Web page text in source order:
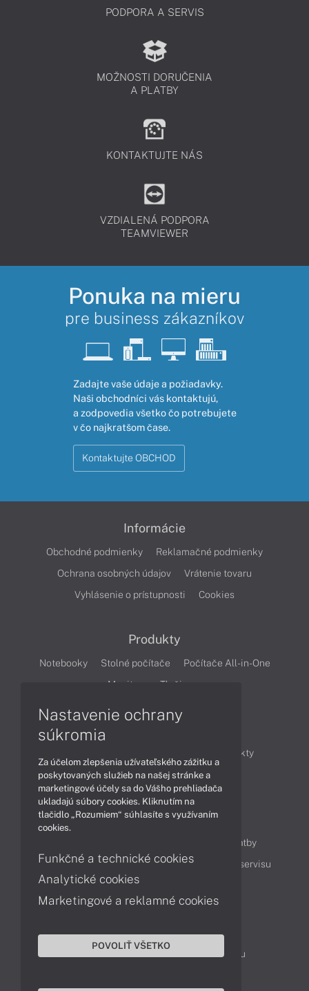
PODPORA A SERVIS
MOŽNOSTI DORUČENIA
A PLATBY
KONTAKTUJTE NÁS
VZDIALENÁ PODPORA
TEAMVIEWER
Ponuka na mieru
pre business zákazníkov
Zadajte vaše údaje a požiadavky.
Naši obchodníci vás kontaktujú,
a zodpovedia všetko čo potrebujete
v čo najkratšom čase.
Kontaktujte OBCHOD
Informácie
Obchodné podmienky
Reklamačné podmienky
Ochrana osobných údajov
Vrátenie tovaru
Vyhlásenie o prístupnosti
Cookies
Produkty
Notebooky Stolné počítače
Počítače All-in-One
Monitory
Tlačiarne
Produkty
Technológie
Videá
Obsah
Možnosti doručenia a platby
Podpora a servis
Servisné služby Cenník servisu
Kontakty
043 4224 771
Obchodné oddelenie
Reklamácia tovaru
Nastavenie ochrany
súkromia
Za účelom zlepšenia užívateľského zážitku a
poskytovaných služieb na našej stránke a
marketingové účely sa do Vášho prehliadača
ukladajú súbory cookies. Kliknutím na
tlačidlo „Rozumiem“ súhlasíte s využívaním
cookies.
Funkčné a technické cookies
Analytické cookies
Marketingové a reklamné cookies
POVOLIŤ VŠETKO